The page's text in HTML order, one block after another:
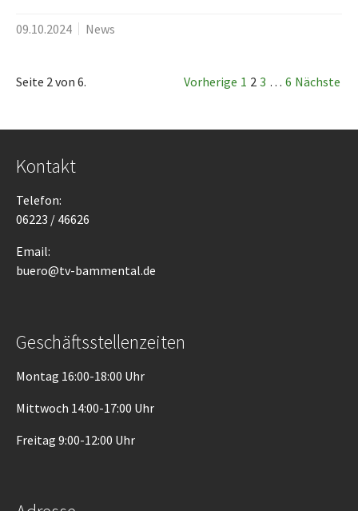
09.10.2024 News
Seite 2 von 6. Vorherige 1 2 3 … 6 Nächste
Kontakt
Telefon:
06223 / 46626
Email:
buero@tv-bammental.de
Geschäftsstellenzeiten
Montag 16:00-18:00 Uhr
Mittwoch 14:00-17:00 Uhr
Freitag 9:00-12:00 Uhr